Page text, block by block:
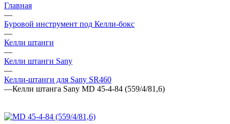
Главная
—
Буровой инструмент под Келли-бокс
—
Келли штанги
—
Келли штанги Sany
—
Келли-штанги для Sany SR460
—Келли штанга Sany MD 45-4-84 (559/4/81,6)